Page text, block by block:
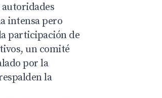
autoridades
intensa pero
participación de
un comité
por la
la